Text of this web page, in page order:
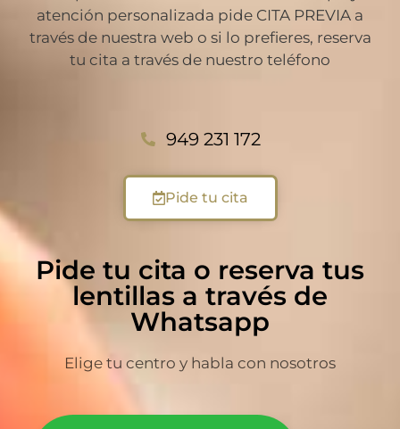
atención personalizada pide CITA PREVIA a
través de nuestra web o si lo prefieres, reserva
tu cita a través de nuestro teléfono
949 231 172
Pide tu cita
Pide tu cita o reserva tus
lentillas a través de
Whatsapp
Elige tu centro y habla con nosotros